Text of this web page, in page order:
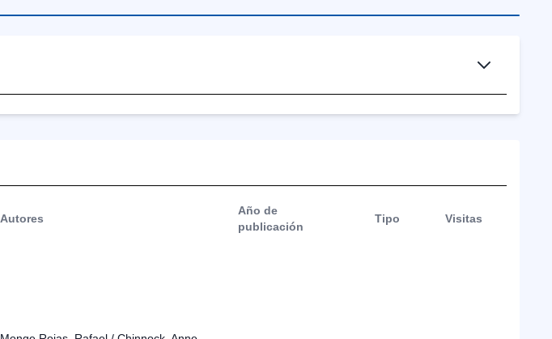
Autores
Año de
publicación
Tipo Visitas